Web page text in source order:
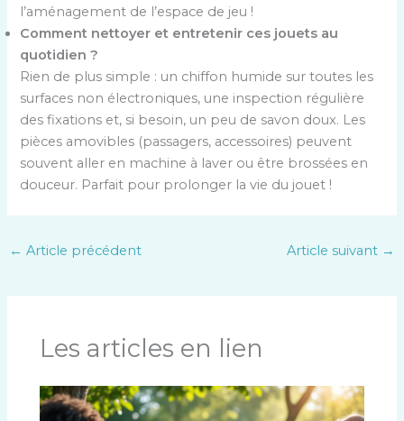
l’aménagement de l’espace de jeu !
Comment nettoyer et entretenir ces jouets au
quotidien ?
Rien de plus simple : un chiffon humide sur toutes les
surfaces non électroniques, une inspection régulière
des fixations et, si besoin, un peu de savon doux. Les
pièces amovibles (passagers, accessoires) peuvent
souvent aller en machine à laver ou être brossées en
douceur. Parfait pour prolonger la vie du jouet !
← Article précédent Article suivant →
Les articles en lien